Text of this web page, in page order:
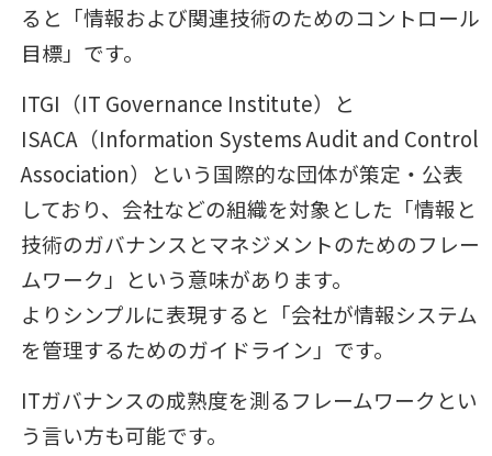
ると「情報および関連技術のためのコントロール
目標」です。
ITGI（IT Governance Institute）と
ISACA（Information Systems Audit and Control
Association）という国際的な団体が策定・公表
しており、会社などの組織を対象とした「情報と
技術のガバナンスとマネジメントのためのフレー
ムワーク」という意味があります。
よりシンプルに表現すると「会社が情報システム
を管理するためのガイドライン」です。
ITガバナンスの成熟度を測るフレームワークとい
う言い方も可能です。